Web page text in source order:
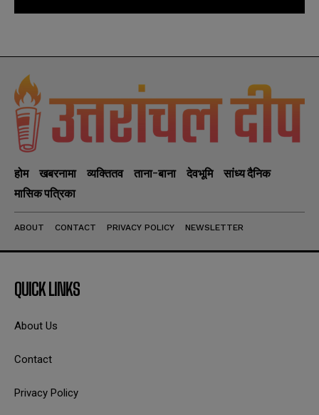
होम खबरनामा व्यक्तितव ताना-बाना देवभूमि
सांध्य दैनिक
मासिक पत्रिका
ABOUT CONTACT PRIVACY POLICY NEWSLETTER
QUICK LINKS
About Us
Contact
Privacy Policy